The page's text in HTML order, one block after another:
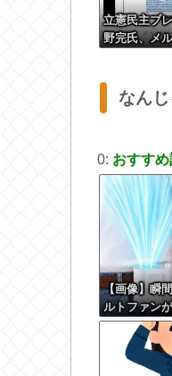
立憲民主ブ
野完氏、メ
なん
0: おすす
【画像】瞬
ルトファン
ｗｗｗｗｗｗ